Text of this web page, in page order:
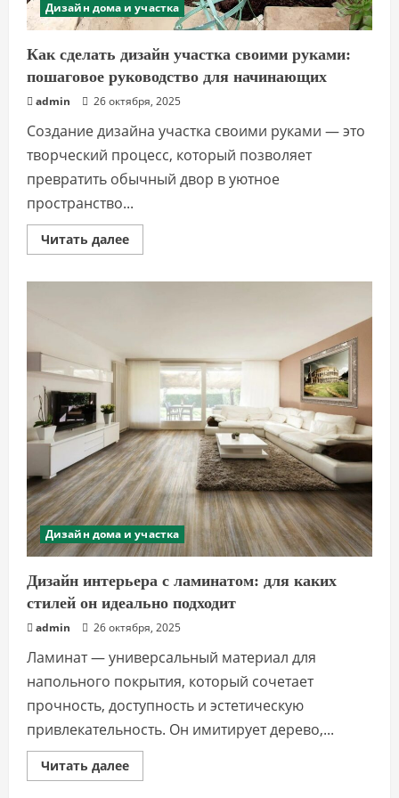
Дизайн дома и участка
Как сделать дизайн участка своими руками:
пошаговое руководство для начинающих
admin 26 октября, 2025
Создание дизайна участка своими руками — это
творческий процесс, который позволяет
превратить обычный двор в уютное
пространство...
Читать далееПрочитать
больше
руководство
начинающих
Дизайн дома и участка
Дизайн интерьера с ламинатом: для каких
стилей он идеально подходит
admin 26 октября, 2025
Ламинат — универсальный материал для
напольного покрытия, который сочетает
прочность, доступность и эстетическую
привлекательность. Он имитирует дерево,...
Читать далееПрочитать
больше